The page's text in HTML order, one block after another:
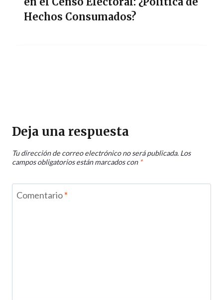
Hechos Consumados?
Deja una respuesta
Tu dirección de correo electrónico no será publicada. Los
campos obligatorios están marcados con *
Comentario*